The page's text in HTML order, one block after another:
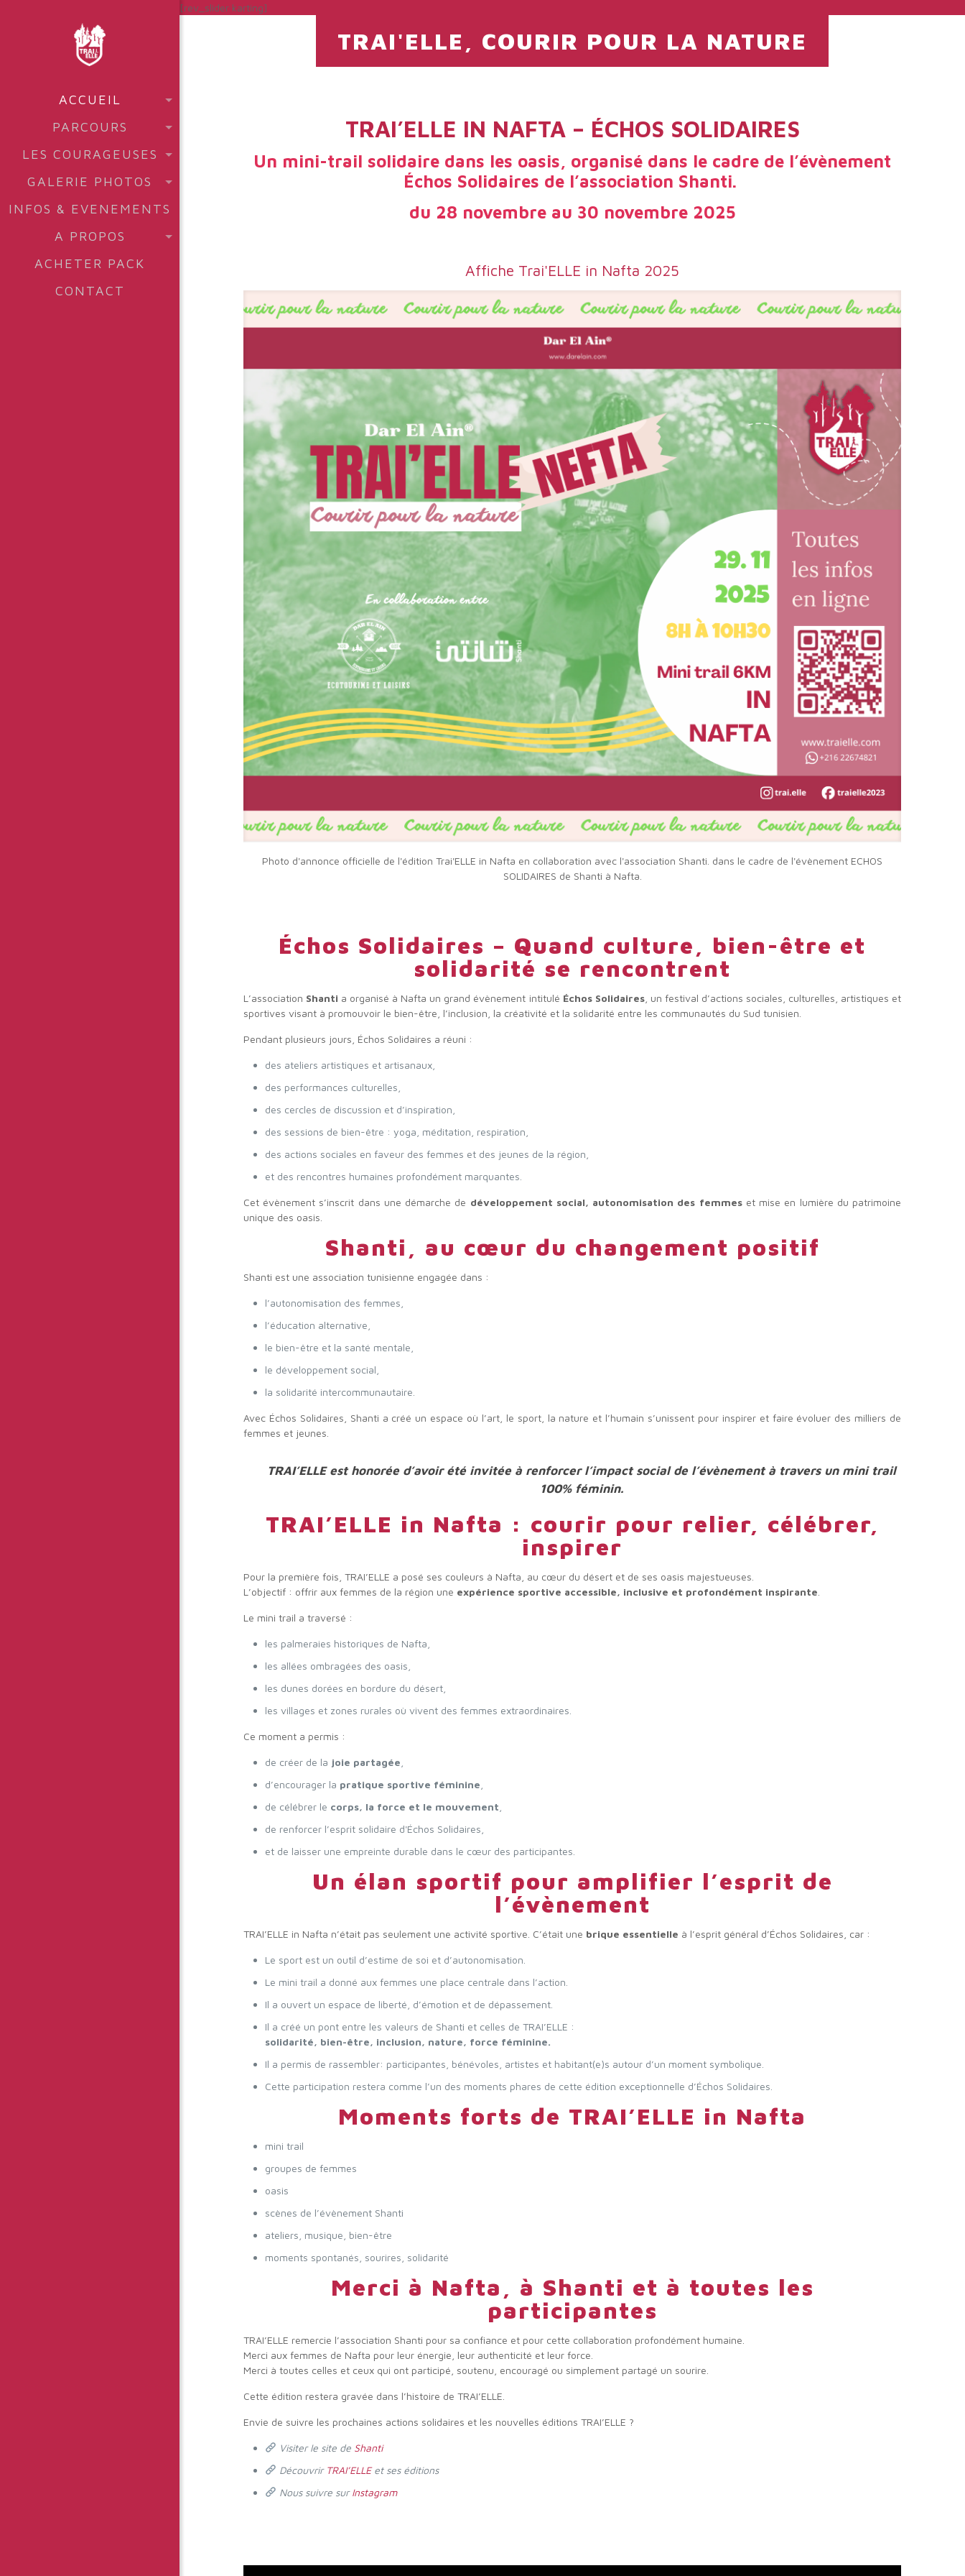
ACCUEIL
PARCOURS
LES COURAGEUSES
GALERIE PHOTOS
INFOS & EVENEMENTS
A PROPOS
ACHETER PACK
CONTACT
[rev_slider karting]
TRAI'ELLE, COURIR POUR LA NATURE
TRAI’ELLE IN NAFTA – ÉCHOS SOLIDAIRES
Un mini-trail solidaire dans les oasis, organisé dans le cadre de l’évènement
Échos Solidaires de l’association Shanti.
du 28 novembre au 30 novembre 2025
Affiche Trai'ELLE in Nafta 2025
Photo d'annonce officielle de l'édition Trai'ELLE in Nafta en collaboration avec l'association Shanti. dans le cadre de l'évènement ECHOS
SOLIDAIRES de Shanti à Nafta.
Échos Solidaires – Quand culture, bien-être et
solidarité se rencontrent
L’association Shanti a organisé à Nafta un grand évènement intitulé Échos Solidaires, un festival d’actions sociales, culturelles, artistiques et
sportives visant à promouvoir le bien-être, l’inclusion, la créativité et la solidarité entre les communautés du Sud tunisien.
Pendant plusieurs jours, Échos Solidaires a réuni :
des ateliers artistiques et artisanaux,
des performances culturelles,
des cercles de discussion et d’inspiration,
des sessions de bien-être : yoga, méditation, respiration,
des actions sociales en faveur des femmes et des jeunes de la région,
et des rencontres humaines profondément marquantes.
Cet évènement s’inscrit dans une démarche de développement social, autonomisation des femmeset mise en lumière du patrimoine
unique des oasis.
Shanti, au cœur du changement positif
Shanti est une association tunisienne engagée dans :
l’autonomisation des femmes,
l’éducation alternative,
le bien-être et la santé mentale,
le développement social,
la solidarité intercommunautaire.
Avec Échos Solidaires, Shanti a créé un espace où l’art, le sport, la nature et l’humain s’unissent pour inspirer et faire évoluer des milliers de
femmes et jeunes.
TRAI’ELLE est honorée d’avoir été invitée à renforcer l’impact social de l’évènement à travers un mini trail
100% féminin.
TRAI’ELLE in Nafta : courir pour relier, célébrer,
inspirer
Pour la première fois, TRAI’ELLE a posé ses couleurs à Nafta, au cœur du désert et de ses oasis majestueuses.
L’objectif : offrir aux femmes de la région une expérience sportive accessible, inclusive et profondément inspirante
Le mini trail a traversé :
les palmeraies historiques de Nafta,
les allées ombragées des oasis,
les dunes dorées en bordure du désert,
les villages et zones rurales où vivent des femmes extraordinaires.
Ce moment a permis :
de créer de la joie partagée
d’encourager la pratique sportive féminine
de célébrer le corps, la force et le mouvement
de renforcer l’esprit solidaire d'Échos Solidaires,
et de laisser une empreinte durable dans le cœur des participantes.
Un élan sportif pour amplifier l’esprit de
l’évènement
TRAI’ELLE in Nafta n’était pas seulement une activité sportive. C’était une brique essentielle à l’esprit général d’Échos Solidaires, car :
Le sport est un outil d’estime de soi et d’autonomisation.
Le mini trail a donné aux femmes une place centrale dans l’action.
Il a ouvert un espace de liberté, d’émotion et de dépassement.
Il a créé un pont entre les valeurs de Shanti et celles de TRAI’ELLE :
solidarité, bien-être, inclusion, nature, force féminine.
Il a permis de rassembler: participantes, bénévoles, artistes et habitant(e)s autour d’un moment symbolique.
Cette participation restera comme l’un des moments phares de cette édition exceptionnelle d’Échos Solidaires.
Moments forts de TRAI’ELLE in Nafta
mini trail
groupes de femmes
oasis
scènes de l’évènement Shanti
ateliers, musique, bien-être
moments spontanés, sourires, solidarité
Merci à Nafta, à Shanti et à toutes les
participantes
TRAI’ELLE remercie l’association Shanti pour sa confiance et pour cette collaboration profondément humaine.
Merci aux femmes de Nafta pour leur énergie, leur authenticité et leur force.
Merci à toutes celles et ceux qui ont participé, soutenu, encouragé ou simplement partagé un sourire.
Cette édition restera gravée dans l’histoire de TRAI’ELLE.
Envie de suivre les prochaines actions solidaires et les nouvelles éditions TRAI’ELLE ?
Visiter le site de Shanti
Découvrir TRAI’ELLEet ses éditions
Nous suivre surInstagram